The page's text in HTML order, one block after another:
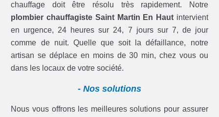
chauffage doit être résolu très rapidement. Notre
plombier chauffagiste Saint Martin En Hautintervient
en urgence, 24 heures sur 24, 7 jours sur 7, de jour
comme de nuit. Quelle que soit la défaillance, notre
artisan se déplace en moins de 30 min, chez vous ou
dans les locaux de votre société.
- Nos solutions
Nous vous offrons les meilleures solutions pour assurer